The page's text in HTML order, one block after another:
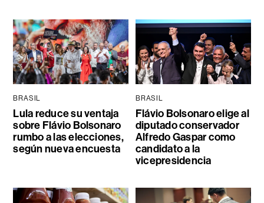
BRASIL
Lula reduce su ventaja
sobre Flávio Bolsonaro
rumbo a las elecciones,
según nueva encuesta
BRASIL
Flávio Bolsonaro elige al
diputado conservador
Alfredo Gaspar como
candidato a la
vicepresidencia